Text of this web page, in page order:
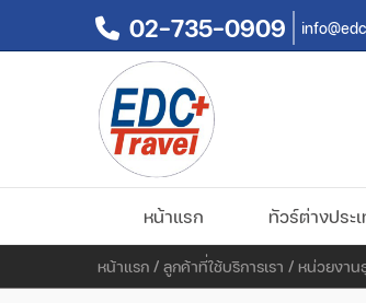
02-735-0909
หน้าแรก ทัวร์ต่างประ
หน้าแรก / ลูกค้าที่ใช้บริการเรา / หน่วยงาน